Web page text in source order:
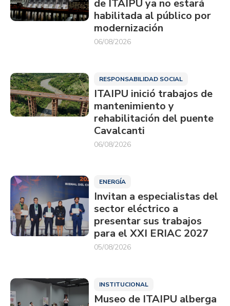
de ITAIPU ya no estará
habilitada al público por
modernización
06/08/2026
RESPONSABILIDAD SOCIAL
ITAIPU inició trabajos de
mantenimiento y
rehabilitación del puente
Cavalcanti
06/08/2026
ENERGÍA
Invitan a especialistas del
sector eléctrico a
presentar sus trabajos
para el XXI ERIAC 2027
05/08/2026
INSTITUCIONAL
Museo de ITAIPU alberga